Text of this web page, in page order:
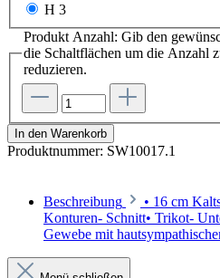
H 3
Produkt Anzahl: Gib den
die Schaltflächen um die Anzahl
reduzieren.
In den Warenkorb
Produktnummer: SW10017.1
Beschreibung
• 16 cm
Konturen- Schnitt• Trikot-
Gewebe mit